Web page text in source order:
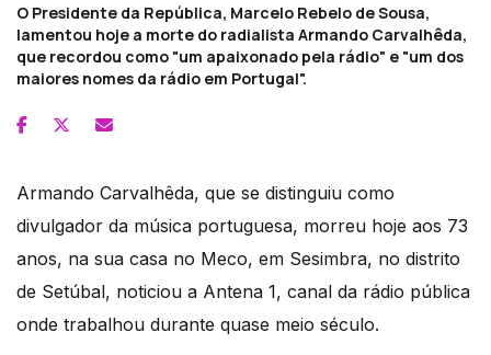
O Presidente da República, Marcelo Rebelo de Sousa,
lamentou hoje a morte do radialista Armando Carvalhêda,
que recordou como "um apaixonado pela rádio" e "um dos
maiores nomes da rádio em Portugal".
Armando Carvalhêda, que se distinguiu como
divulgador da música portuguesa, morreu hoje aos 73
anos, na sua casa no Meco, em Sesimbra, no distrito
de Setúbal, noticiou a Antena 1, canal da rádio pública
onde trabalhou durante quase meio século.